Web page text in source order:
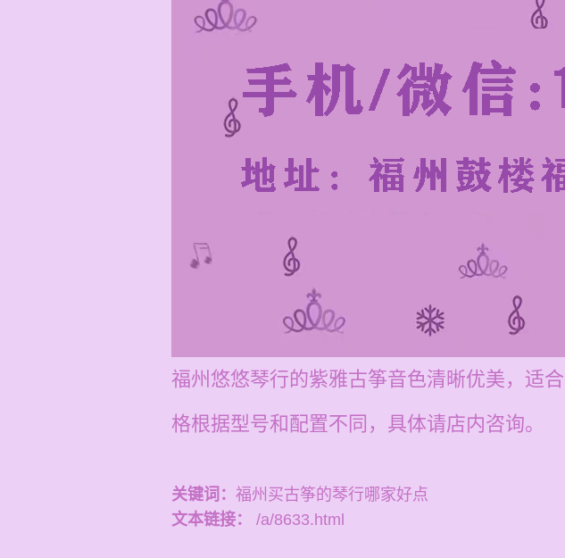
福州悠悠琴行的紫雅古筝音色清晰优美，适
格根据型号和配置不同，具体请店内咨询。
关键词： 福州买古筝的琴行哪家好点
文本链接：
/a/8633.html